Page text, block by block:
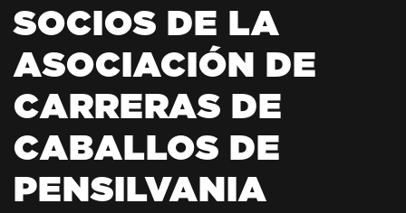
SOCIOS DE LA
ASOCIACIÓN DE
CARRERAS DE
CABALLOS DE
PENSILVANIA